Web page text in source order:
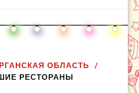
ОБЛАСТЬ
РЕСТОРАНЫ